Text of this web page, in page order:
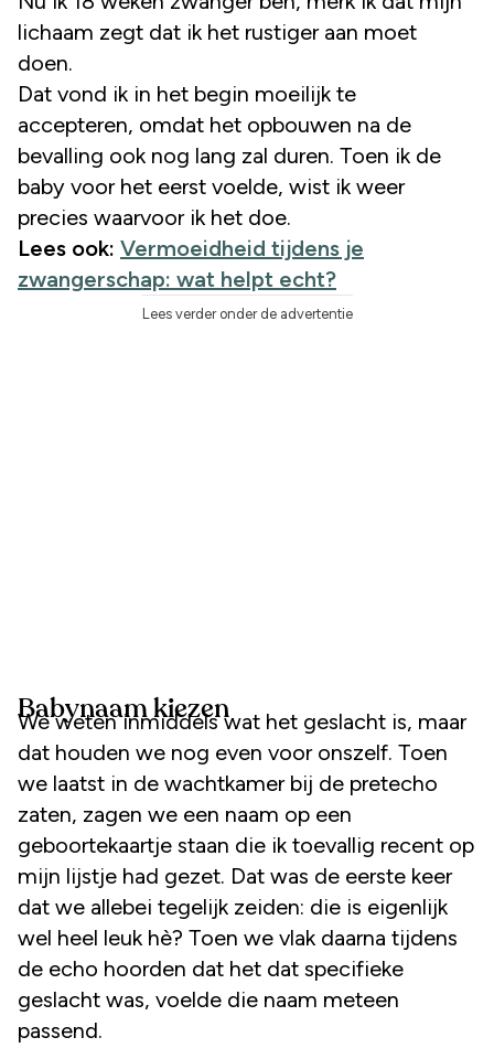
lichaam zegt dat ik het rustiger aan moet
doen.
Dat vond ik in het begin moeilijk te
accepteren, omdat het opbouwen na de
bevalling ook nog lang zal duren. Toen ik de
baby voor het eerst voelde, wist ik weer
precies waarvoor ik het doe.
Lees ook: Vermoeidheid tijdens je
zwangerschap: wat helpt echt?
Lees verder onder de advertentie
Babynaam kiezen
We weten inmiddels wat het geslacht is, maar
dat houden we nog even voor onszelf. Toen
we laatst in de wachtkamer bij de pretecho
zaten, zagen we een naam op een
geboortekaartje staan die ik toevallig recent op
mijn lijstje had gezet. Dat was de eerste keer
dat we allebei tegelijk zeiden: die is eigenlijk
wel heel leuk hè? Toen we vlak daarna tijdens
de echo hoorden dat het dat specifieke
geslacht was, voelde die naam meteen
passend.